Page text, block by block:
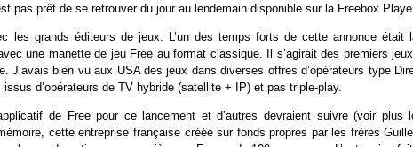
pas prêt de se retrouver du jour au lendemain disponible sur la Freebox
les grands éditeurs de jeux. L’un des temps forts de cette annonce était
une manette de jeu Free au format classique. Il s’agirait des premiers
J’avais bien vu aux USA des jeux dans diverses offres d’opérateurs type
d’opérateurs de TV hybride (satellite + IP) et pas triple-play.
de Free pour ce lancement et d’autres devraient suivre (voir plus
cette entreprise française créée sur fonds propres par les frères